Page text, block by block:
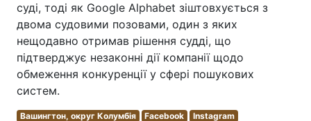
суді, тоді як Google Alphabet зіштовхується з
двома судовими позовами, один з яких
нещодавно отримав рішення судді, що
підтверджує незаконні дії компанії щодо
обмеження конкуренції у сфері пошукових
систем.
Вашингтон, округ Колумбія Facebook Instagram